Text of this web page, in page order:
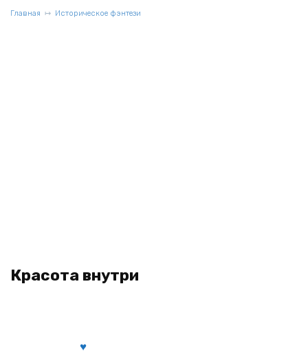
Главная Историческое фэнтези
Красота внутри